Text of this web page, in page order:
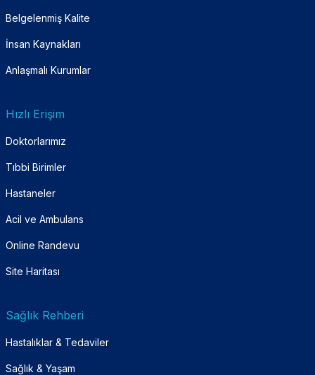
Belgelenmiş Kalite
İnsan Kaynakları
Anlaşmalı Kurumlar
Hızlı Erişim
Doktorlarımız
Tıbbi Birimler
Hastaneler
Acil ve Ambulans
Online Randevu
Site Haritası
Sağlık Rehberi
Hastalıklar & Tedaviler
Sağlık & Yaşam